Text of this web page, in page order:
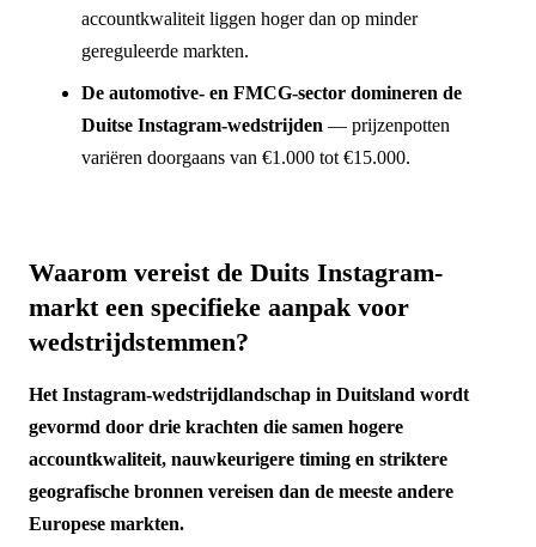
accountkwaliteit liggen hoger dan op minder
gereguleerde markten.
De automotive- en FMCG-sector domineren de
Duitse Instagram-wedstrijden — prijzenpotten
variëren doorgaans van €1.000 tot €15.000.
Waarom vereist de Duits Instagram-
markt een specifieke aanpak voor
wedstrijdstemmen?
Het Instagram-wedstrijdlandschap in Duitsland wordt
gevormd door drie krachten die samen hogere
accountkwaliteit, nauwkeurigere timing en striktere
geografische bronnen vereisen dan de meeste andere
Europese markten.